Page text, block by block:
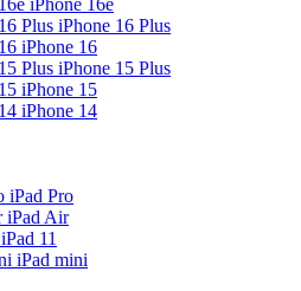
iPhone 16e
iPhone 16 Plus
iPhone 16
iPhone 15 Plus
iPhone 15
iPhone 14
iPad Pro
iPad Air
iPad 11
iPad mini